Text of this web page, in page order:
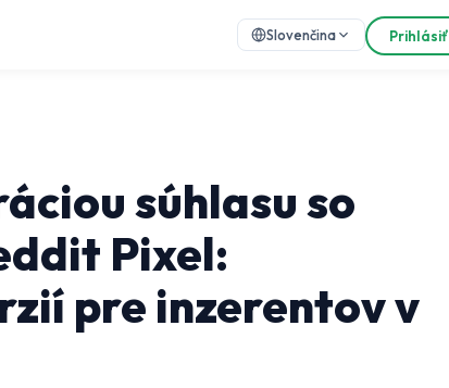
Slovenčina Prihlásiť
súhlasu so
Pixel:
pre inzerentov v